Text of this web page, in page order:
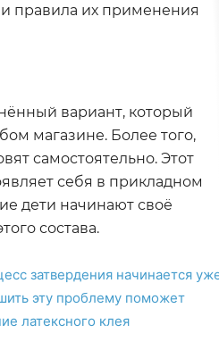
правила их применения
вариант, который
магазине. Более того,
самостоятельно. Этот
себя в прикладном
дети начинают своё
состава.